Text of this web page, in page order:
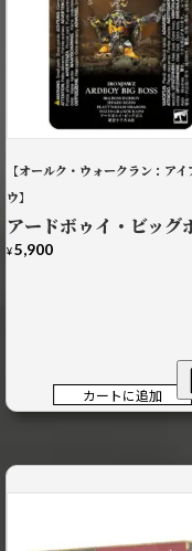
【オールク・ウォークラン：アイ
ウ】
アードボゥイ・ビッグ
¥5,900
カートに追加